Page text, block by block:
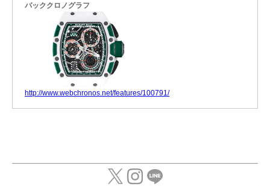
バッククロノグラフ
http://www.webchronos.net/features/100791/